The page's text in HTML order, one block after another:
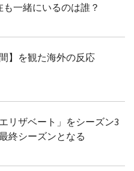
一緒にいるのは誰？
】を観た海外の反応
リザベート」をシーズン3
終シーズンとなる